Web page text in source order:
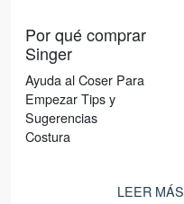
Por qué comprar
Singer
Ayuda al Coser Para
Empezar Tips y
Sugerencias
Costura
LEER MÁS